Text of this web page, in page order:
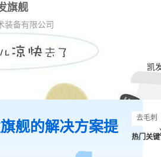
旗舰
装备有限公司
凯
舰的解决方案提
热门关